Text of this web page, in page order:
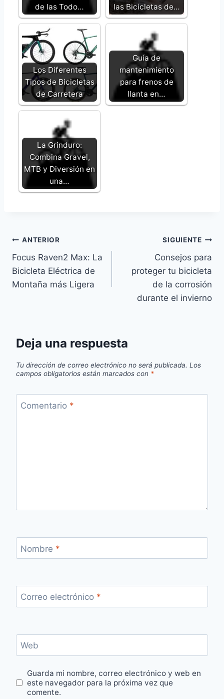
de las Todo…
las Bicicletas de…
Los Diferentes
Tipos de Bicicletas
de Carretera
Guía de
mantenimiento
para frenos de
llanta en…
La Grinduro:
Combina Gravel,
MTB y Diversión en
una…
Navegación
de
entradas
ANTERIOR
Focus Raven2 Max: La
Bicicleta Eléctrica de
Montaña más Ligera
SIGUIENTE
Consejos para
proteger tu bicicleta
de la corrosión
durante el invierno
Deja una respuesta
Tu dirección de correo electrónico no será publicada. Los
campos obligatorios están marcados con *
Comentario *
Nombre *
Correo electrónico *
Web
Guarda mi nombre, correo electrónico y web en
este navegador para la próxima vez que
comente.